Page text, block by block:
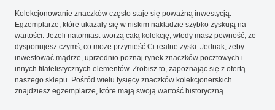
Kolekcjonowanie znaczków często staje się poważną inwestycją.
Egzemplarze, które ukazały się w niskim nakładzie szybko zyskują na
wartości. Jeżeli natomiast tworzą całą kolekcję, wtedy masz pewność, że
dysponujesz czymś, co może przynieść Ci realne zyski. Jednak, żeby
inwestować mądrze, uprzednio poznaj rynek znaczków pocztowych i
innych filatelistycznych elementów. Zrobisz to, zapoznając się z ofertą
naszego sklepu. Pośród wielu tysięcy znaczków kolekcjonerskich
znajdziesz egzemplarze, które mają swoją wartość historyczną.